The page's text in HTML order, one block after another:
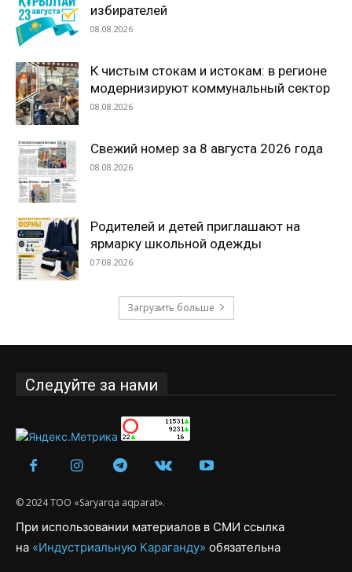
избирателей
08.08.2026
К чистым стокам и истокам: в регионе
модернизируют коммунальный сектор
08.08.2026
Свежий номер за 8 августа 2026 года
08.08.2026
Родителей и детей приглашают на
ярмарку школьной одежды
07.08.2026
Загрузить больше
Следуйте за нами
© 2024 ТОО «Saryarqa aqparat».
При использовании материалов в СМИ ссылка
на «Индустриальную Караганду» обязательна